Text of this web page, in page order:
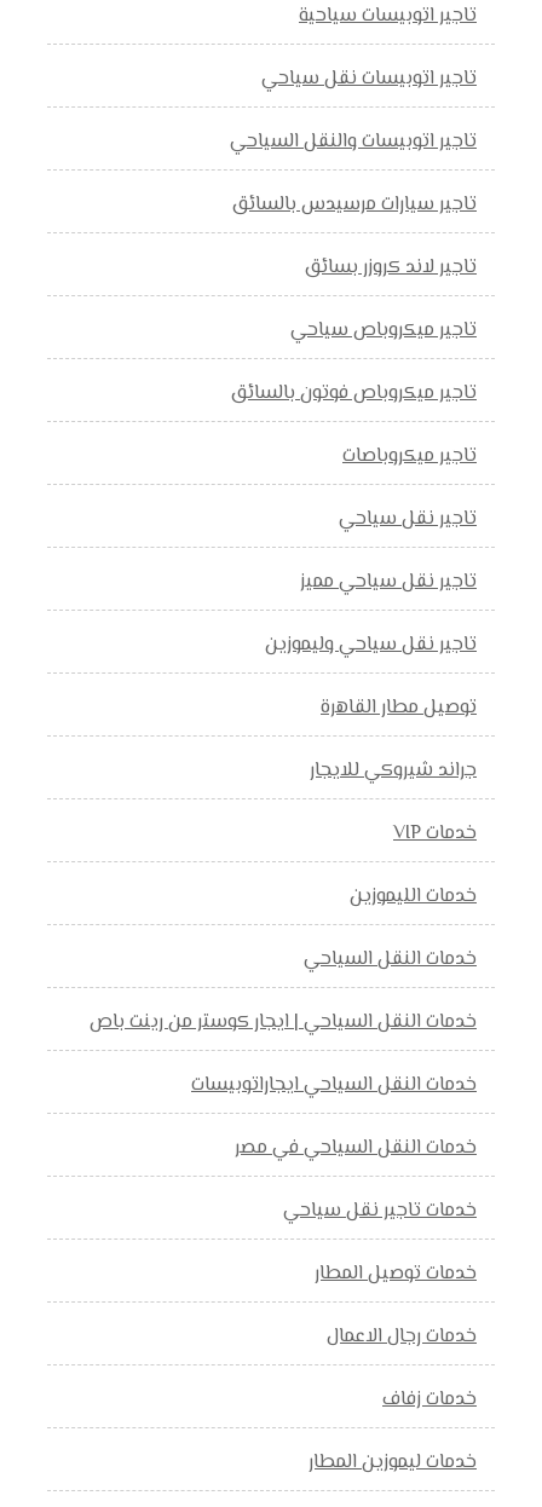
تاجير اتوبيسات سياحية
تاجير اتوبيسات نقل سياحي
تاجير اتوبيسات والنقل السياحي
تاجير سيارات مرسيدس بالسائق
تاجير لاند كروزر بسائق
تاجير ميكروباص سياحي
تاجير ميكروباص فوتون بالسائق
تاجير ميكروباصات
تاجير نقل سياحي
تاجير نقل سياحي مميز
تاجير نقل سياحي وليموزين
توصيل مطار القاهرة
جراند شيروكي للايجار
خدمات VIP
خدمات الليموزين
خدمات النقل السياحي
خدمات النقل السياحي | ايجار كوستر من رينت باص
خدمات النقل السياحي ايجاراتوبيسات
خدمات النقل السياحي في مصر
خدمات تاجير نقل سياحي
خدمات توصيل المطار
خدمات رجال الاعمال
خدمات زفاف
خدمات ليموزين المطار